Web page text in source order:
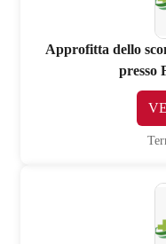
Approfitta dello
presso